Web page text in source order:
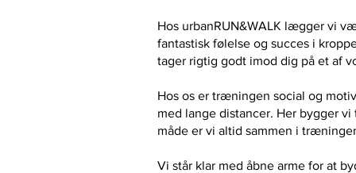
Hos urbanRUN&WALK lægger vi
fantastisk følelse og succes i
tager rigtig godt imod dig på et af
Hos os er træningen social og
med lange distancer. Her bygger
måde er vi altid sammen i
Vi står klar med åbne arme for at